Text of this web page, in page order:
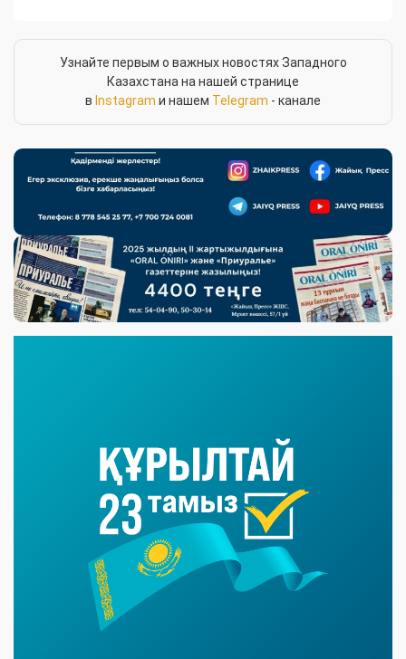
Узнайте первым о важных новостях Западного
Казахстана на нашей странице
в Instagram и нашем Telegram - канале